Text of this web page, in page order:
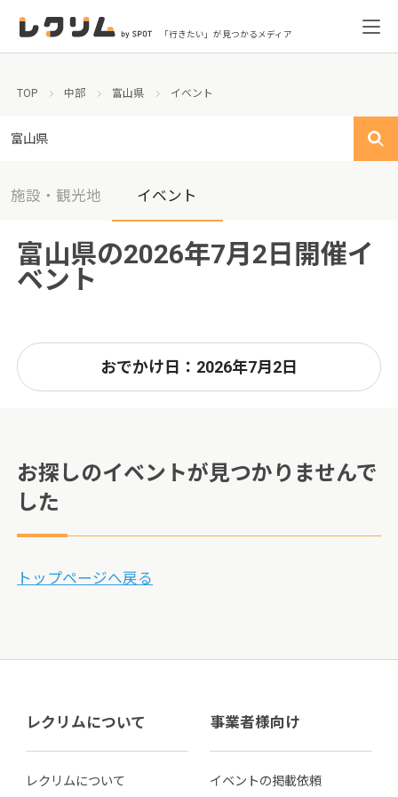
「行きたい」が見つかるメディア
TOP 中部 富山県 イベント
富山県
施設・観光地 イベント
富山県の2026年7月2日開催イ
ベント
おでかけ日：2026年7月2日
お探しのイベントが見つかりませんで
した
トップページへ戻る
レクリムについて
レクリムについて
事業者様向け
イベントの掲載依頼